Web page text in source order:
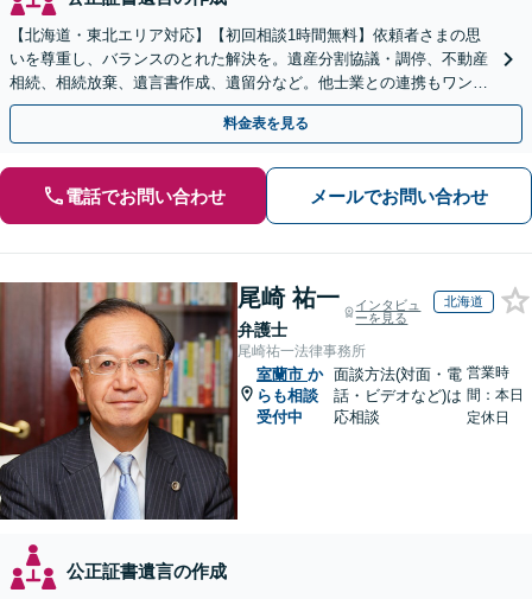
【北海道・東北エリア対応】【初回相談1時間無料】依頼者さまの思
いを尊重し、バランスのとれた解決を。遺産分割協議・調停、不動産
相続、相続放棄、遺言書作成、遺留分など。他士業との連携もワンス
トップで対応します【休日・夜間面談OK】
料金表を見る
電話でお問い合わせ メールでお問い合わせ
尾崎 祐一
弁護士
インタビュ
ーを見る
北海道
尾崎祐一法律事務所
室蘭市 か
らも相談
受付中
面談方法(対面・電
話・ビデオなど)は
応相談
営業時
間：本日
定休日
公正証書遺言の作成